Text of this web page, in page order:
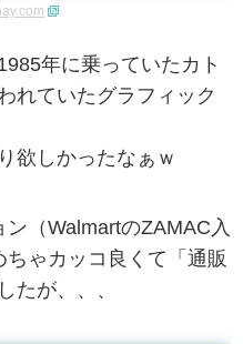
年に乗っていたカト
れていたグラフィック
欲しかったなぁｗ
（WalmartのZAMAC入
ゃカッコ良くて「通販
たが、、、